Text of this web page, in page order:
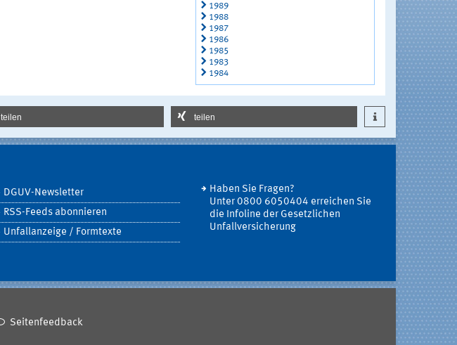
1989
1988
1987
1986
1985
1983
1984
teilen teilen
DGUV-Newsletter
RSS-Feeds abonnieren
Unfallanzeige / Formtexte
Haben Sie Fragen?
Unter 0800 6050404 erreichen Sie
die Infoline der Gesetzlichen
Unfallversicherung
Seitenfeedback